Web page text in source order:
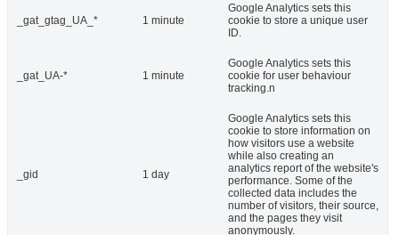
_gat_gtag_UA_* 1 minute
Google Analytics sets this
cookie to store a unique user
ID.
_gat_UA-* 1 minute
Google Analytics sets this
cookie for user behaviour
tracking.n
_gid 1 day
Google Analytics sets this
cookie to store information on
how visitors use a website
while also creating an
analytics report of the website's
performance. Some of the
collected data includes the
number of visitors, their source,
and the pages they visit
anonymously.